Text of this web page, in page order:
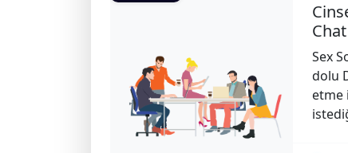
Chat
Sex
dolu
etme